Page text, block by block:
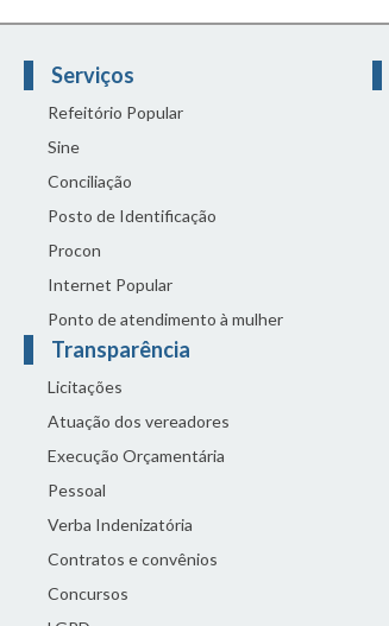
Serviços
Refeitório Popular
Sine
Conciliação
Posto de Identificação
Procon
Internet Popular
Ponto de atendimento à mulher
Transparência
Licitações
Atuação dos vereadores
Execução Orçamentária
Pessoal
Verba Indenizatória
Contratos e convênios
Concursos